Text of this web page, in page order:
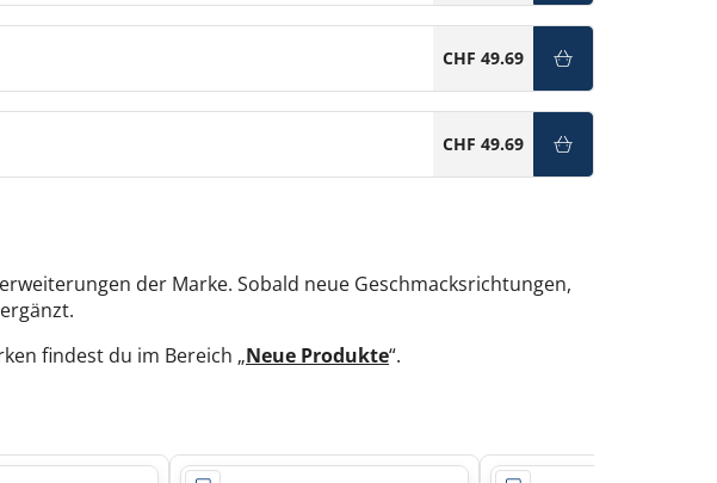
CHF 49.69
CHF 49.69
der Marke. Sobald neue Geschmacksrichtungen,
findest du im Bereich „Neue Produkte“.